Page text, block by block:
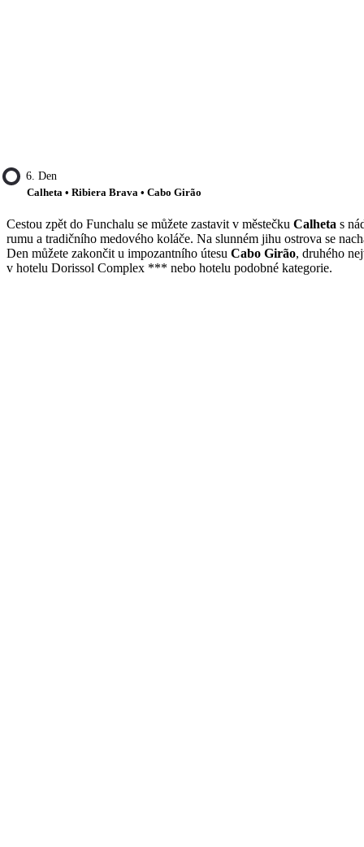
6. Den
Calheta • Ribiera Brava • Cabo Girão
Cestou zpět do Funchalu se můžete zastavit v městečku Calheta s
rumu a tradičního medového koláče. Na slunném jihu ostrova se
Den můžete zakončit u impozantního útesu Cabo Girão, druhého
v hotelu Dorissol Complex *** nebo hotelu podobné kategorie.